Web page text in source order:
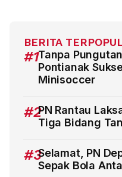
BERITA
#1Tanpa
Pontianak
Minisoccer
#2PN Rantau
Tiga Bidang
#3Selamat, PN
Sepak Bola